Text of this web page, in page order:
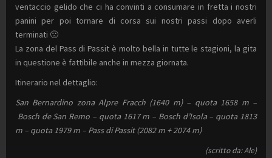
ventaccio gelido che ci ha convinti a consumare in fretta i nostri
panini per poi tornare di corsa sui nostri passi dopo averli
terminati 🙁
La zona del Pass di Passit è molto bella in tutte le stagioni, la gita
in questione è fattibile anche in mezza giornata.
Itinerario nel dettaglio:
San Bernardino zona Alpre Fracch (1640 m) – quota 1658 m –
Bosch de San Remo – quota 1617 m – Bosch d’Isola – quota 1813
m – quota 1979 m – Pass di Passit (2082 m + 2074 m)
(scritto da: Ale)